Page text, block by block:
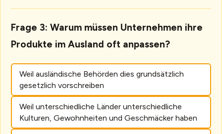
Frage 3: Warum müssen Unternehmen ihre
Produkte im Ausland oft anpassen?
Weil ausländische Behörden dies grundsätzlich
gesetzlich vorschreiben
Weil unterschiedliche Länder unterschiedliche
Kulturen, Gewohnheiten und Geschmäcker haben